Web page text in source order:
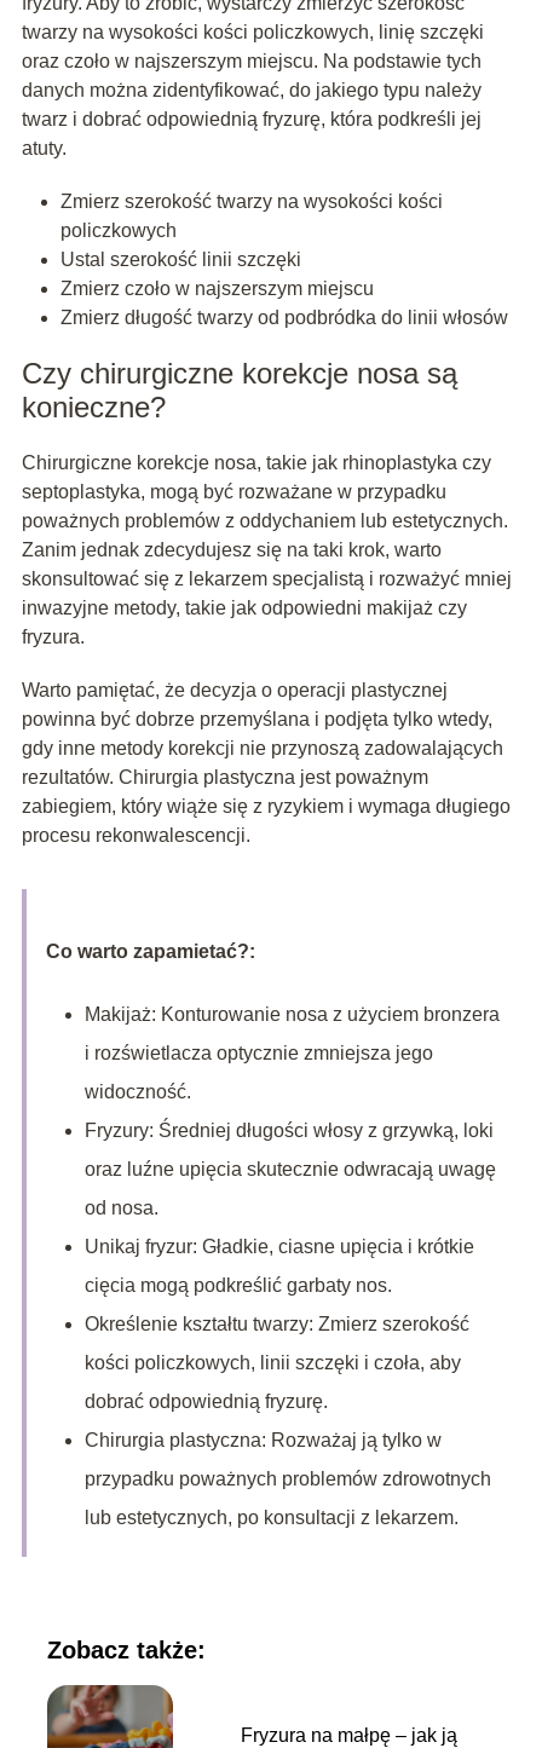
twarzy na wysokości kości policzkowych, linię szczęki
oraz czoło w najszerszym miejscu. Na podstawie tych
danych można zidentyfikować, do jakiego typu należy
twarz i dobrać odpowiednią fryzurę, która podkreśli jej
atuty.
Zmierz szerokość twarzy na wysokości kości
policzkowych
Ustal szerokość linii szczęki
Zmierz czoło w najszerszym miejscu
Zmierz długość twarzy od podbródka do linii włosów
Czy chirurgiczne korekcje nosa są
konieczne?
Chirurgiczne korekcje nosa, takie jak rhinoplastyka czy
septoplastyka, mogą być rozważane w przypadku
poważnych problemów z oddychaniem lub estetycznych.
Zanim jednak zdecydujesz się na taki krok, warto
skonsultować się z lekarzem specjalistą i rozważyć mniej
inwazyjne metody, takie jak odpowiedni makijaż czy
fryzura.
Warto pamiętać, że decyzja o operacji plastycznej
powinna być dobrze przemyślana i podjęta tylko wtedy,
gdy inne metody korekcji nie przynoszą zadowalających
rezultatów. Chirurgia plastyczna jest poważnym
zabiegiem, który wiąże się z ryzykiem i wymaga długiego
procesu rekonwalescencji.
Co warto zapamietać?:
Makijaż: Konturowanie nosa z użyciem bronzera
i rozświetlacza optycznie zmniejsza jego
widoczność.
Fryzury: Średniej długości włosy z grzywką, loki
oraz luźne upięcia skutecznie odwracają uwagę
od nosa.
Unikaj fryzur: Gładkie, ciasne upięcia i krótkie
cięcia mogą podkreślić garbaty nos.
Określenie kształtu twarzy: Zmierz szerokość
kości policzkowych, linii szczęki i czoła, aby
dobrać odpowiednią fryzurę.
Chirurgia plastyczna: Rozważaj ją tylko w
przypadku poważnych problemów zdrowotnych
lub estetycznych, po konsultacji z lekarzem.
Zobacz także:
Fryzura na małpę – jak ją